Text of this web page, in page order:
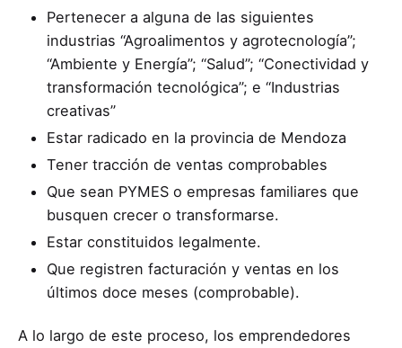
Pertenecer a alguna de las siguientes
industrias “Agroalimentos y agrotecnología”;
“Ambiente y Energía”; “Salud”; “Conectividad y
transformación tecnológica”; e “Industrias
creativas”
Estar radicado en la provincia de Mendoza
Tener tracción de ventas comprobables
Que sean PYMES o empresas familiares que
busquen crecer o transformarse.
Estar constituidos legalmente.
Que registren facturación y ventas en los
últimos doce meses (comprobable).
A lo largo de este proceso, los emprendedores